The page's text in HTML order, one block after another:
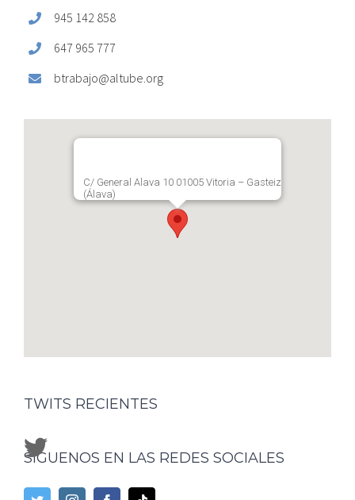
945 142 858
647 965 777
btrabajo@altube.org
C/ General Alava 10 01005 Vitoria – Gasteiz
(Álava)
TWITS RECIENTES
SÍGUENOS EN LAS REDES SOCIALES